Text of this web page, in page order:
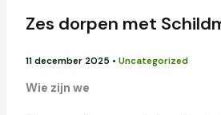
Zes dorpen met
11 december 2025 • Uncategorized
Wie zijn we